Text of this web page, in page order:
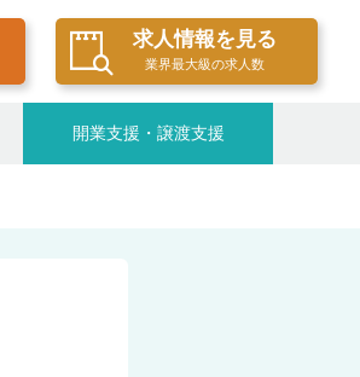
求人情報を見る
業界最大級の求人数
開業支援・譲渡支援